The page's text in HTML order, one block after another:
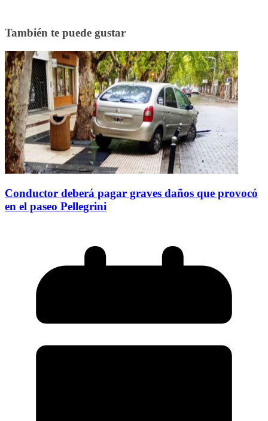
También te puede gustar
Conductor deberá pagar graves daños que provocó
en el paseo Pellegrini